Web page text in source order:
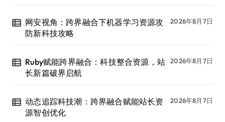
网安视角：跨界融合下机器学习资源攻
防新科技攻略
2026年8月7日
Ruby赋能跨界融合：科技整合资源，站
长新篇破界启航
2026年8月7日
动态追踪科技潮：跨界融合赋能站长资
源智创优化
2026年8月7日